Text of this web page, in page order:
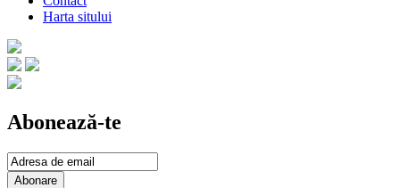
Harta sitului
Abonează-te
Abonare